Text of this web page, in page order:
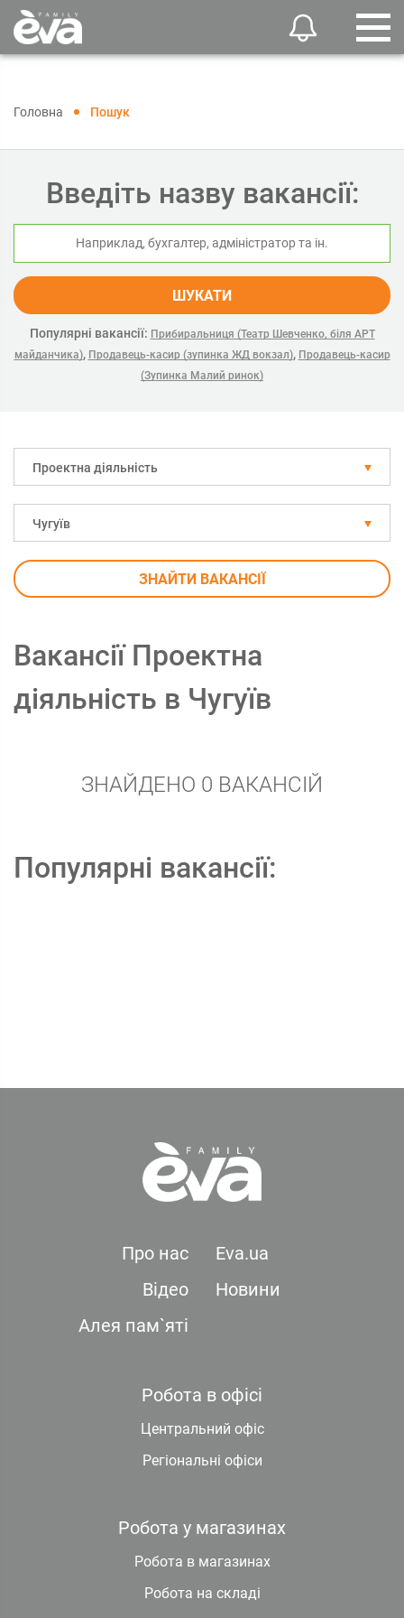
Головна Пошук
Введіть назву вакансії:
ШУКАТИ
Популярні вакансії: Прибиральниця (Театр Шевченко, біля АРТ
майданчика), Продавець-касир (зупинка ЖД вокзал), Продавець-касир
(Зупинка Малий ринок)
Проектна діяльність
Чугуїв
ЗНАЙТИ ВАКАНСІЇ
Вакансії Проектна
діяльність в Чугуїв
ЗНАЙДЕНО 0 ВАКАНСІЙ
Популярні вакансії:
Про нас
Eva.ua
Відео
Новини
Алея пам`яті
Робота в офісі
Центральний офіс
Регіональні офіси
Робота у магазинах
Робота в магазинах
Робота на складі